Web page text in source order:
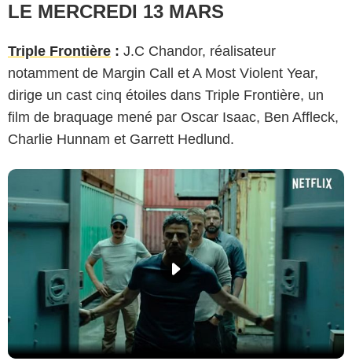
LE MERCREDI 13 MARS
Triple Frontière : J.C Chandor, réalisateur
notamment de Margin Call et A Most Violent Year,
dirige un cast cinq étoiles dans Triple Frontière, un
film de braquage mené par Oscar Isaac, Ben Affleck,
Charlie Hunnam et Garrett Hedlund.